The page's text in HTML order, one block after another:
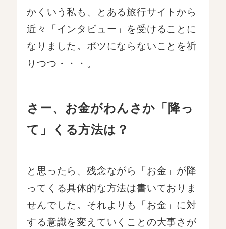
かくいう私も、とある旅行サイトから
近々「インタビュー」を受けることに
なりました。ボツにならないことを祈
りつつ・・・。
さー、お金がわんさか「降っ
て」くる方法は？
と思ったら、残念ながら「お金」が降
ってくる具体的な方法は書いておりま
せんでした。それよりも「お金」に対
する意識を変えていくことの大事さが